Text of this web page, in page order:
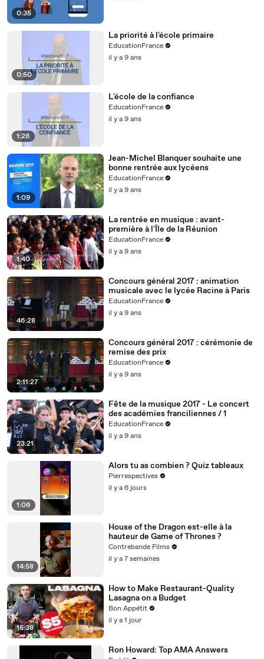
0:35
0:50
La priorité à l'école primaire
EducationFrance
il y a 9 ans
1:26
L'école de la confiance
EducationFrance
il y a 9 ans
1:09
Jean-Michel Blanquer souhaite une
bonne rentrée aux lycéens
EducationFrance
il y a 9 ans
1:40
La rentrée en musique : avant-
première à l'Île de la Réunion
EducationFrance
il y a 9 ans
46:28
Concours général 2017 : animation
musicale avec le lycée Racine à Paris
EducationFrance
il y a 9 ans
2:11:27
Concours général 2017 : cérémonie de
remise des prix
EducationFrance
il y a 9 ans
23:21
Fête de la musique 2017 - Le concert
des académies franciliennes / 1
EducationFrance
il y a 9 ans
1:06
Alors tu as combien ? Quiz tableaux
Pierrespectives
il y a 6 jours
14:58
House of the Dragon est-elle à la
hauteur de Game of Thrones ?
Contrebande Films
il y a 7 semaines
15:38
How to Make Restaurant-Quality
Lasagna on a Budget
Bon Appétit
il y a 1 jour
Ron Howard: Top AMA Answers